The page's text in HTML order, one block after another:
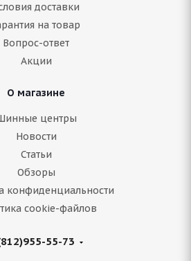
доставки
на товар
Вопрос-ответ
Акции
О магазине
центры
Новости
Статьи
Обзоры
конфиденциальности
cookie-файлов
55-73